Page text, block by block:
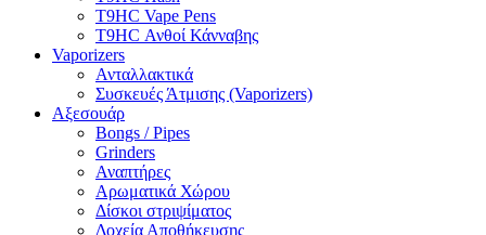
T9HC Vape Pens
T9HC Ανθοί Κάνναβης
Vaporizers
Ανταλλακτικά
Συσκευές Άτμισης (Vaporizers)
Αξεσουάρ
Bongs / Pipes
Grinders
Αναπτήρες
Αρωματικά Χώρου
Δίσκοι στριψίματος
Δοχεία Αποθήκευσης